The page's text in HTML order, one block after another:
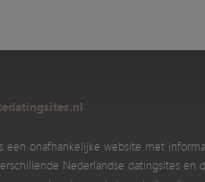
een onafhankelijke website met
Nederlandse datingsites en